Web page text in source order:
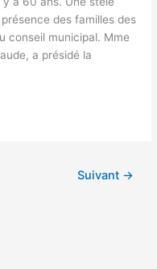
des familles des
conseil municipal. Mme
a présidé la
Suivant →